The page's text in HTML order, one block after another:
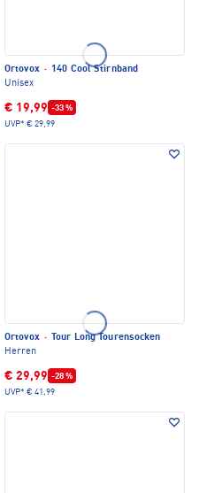
Ortovox · 140 Cool Stirnband
Unisex
€ 19,99 -33 %
UVP* € 29,99
Ortovox ·
Tour Long Tourensocken
Herren
€ 29,99 -28 %
UVP* € 41,99